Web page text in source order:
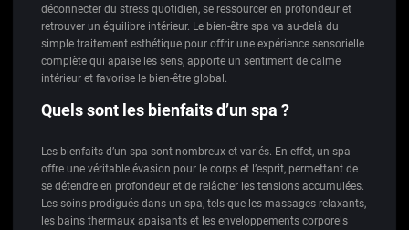
déconnecter du stress quotidien, se ressourcer en profondeur et
retrouver un équilibre intérieur. Le bien-être spa va au-delà du
simple traitement esthétique pour offrir une expérience sensorielle
complète qui apaise les sens, apporte un sentiment de calme
intérieur et favorise le bien-être global.
Quels sont les bienfaits d’un spa ?
Les bienfaits d’un spa sont nombreux et variés. En effet, un spa
offre une véritable évasion pour le corps et l’esprit, permettant de
se détendre en profondeur et de relâcher les tensions accumulées.
Les soins prodigués dans un spa, tels que les massages relaxants,
les bains thermaux apaisants et les enveloppements corporels